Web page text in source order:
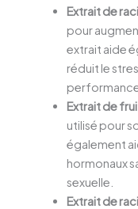
Extrait de
pour
extrait aide
réduit le
performance
Extrait de
utilisé pour
également
hormonaux
sexuelle.
Extrait de